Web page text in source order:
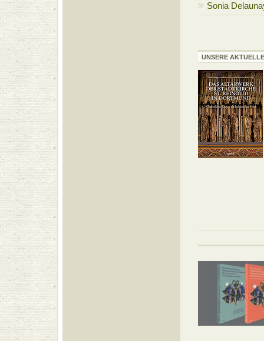
Sonia
UNSERE